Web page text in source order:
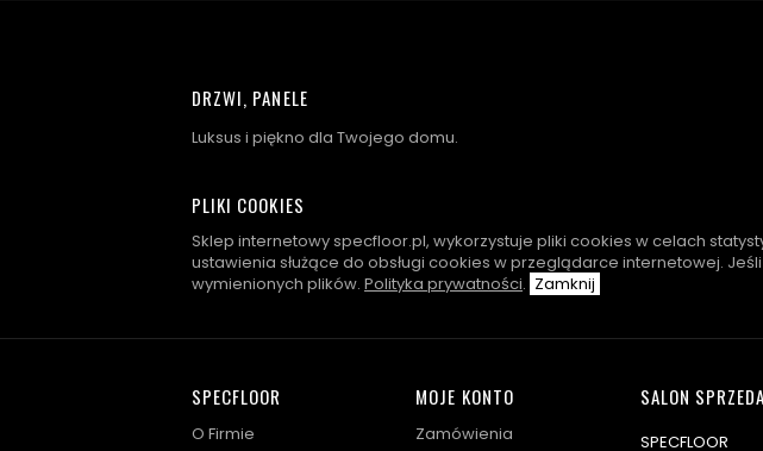
DRZWI, PANELE
Luksus i piękno dla Twojego domu.
PLIKI COOKIES
Sklep internetowy specfloor.pl, wykorzystuje pliki cookies w celach
ustawienia służące do obsługi cookies w przeglądarce internetowej.
wymienionych plików. Polityka prywatności. Zamknij
SPECFLOOR
O Firmie
MOJE KONTO
Zamówienia
SALON
SPECFLOOR